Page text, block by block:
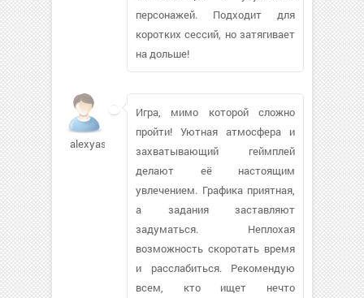
персонажей. Подходит для
коротких сессий, но затягивает
на дольше!
alexyas448
Игра, мимо которой сложно
пройти! Уютная атмосфера и
захватывающий геймплей
делают её настоящим
увлечением. Графика приятная,
а задания заставляют
задуматься. Неплохая
возможность скоротать время
и расслабиться. Рекомендую
всем, кто ищет нечто